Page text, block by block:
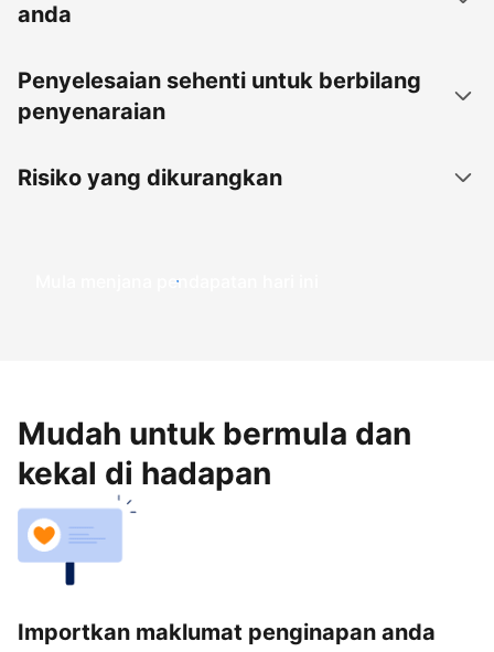
anda
Penyelesaian sehenti untuk berbilang
penyenaraian
Risiko yang dikurangkan
Mula menjana pendapatan hari ini
Mudah untuk bermula dan
kekal di hadapan
Importkan maklumat penginapan anda